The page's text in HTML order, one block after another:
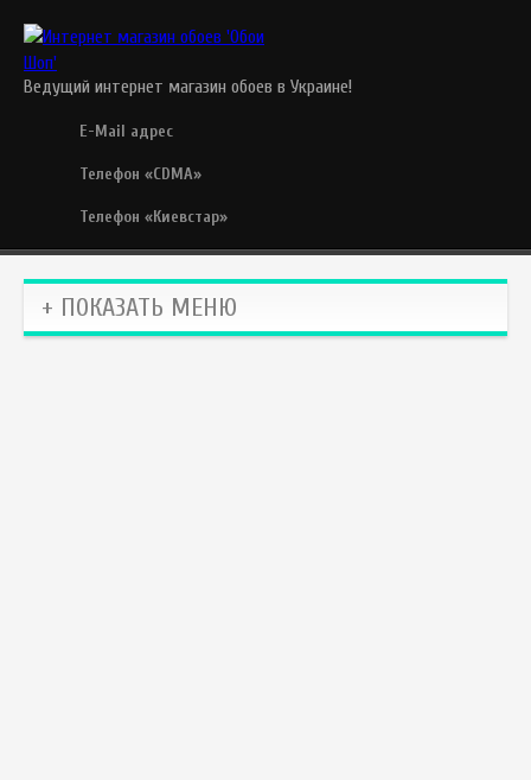
Ведущий интернет магазин обоев в Украине!
E-Mail адрес
Телефон «CDMA»
Телефон «Киевстар»
+ ПОКАЗАТЬ МЕНЮ